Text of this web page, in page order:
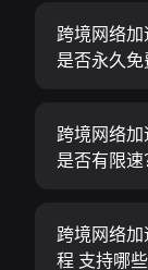
跨境网络
是否永久免
跨境网络
是否有限速
跨境网络
程 支持哪